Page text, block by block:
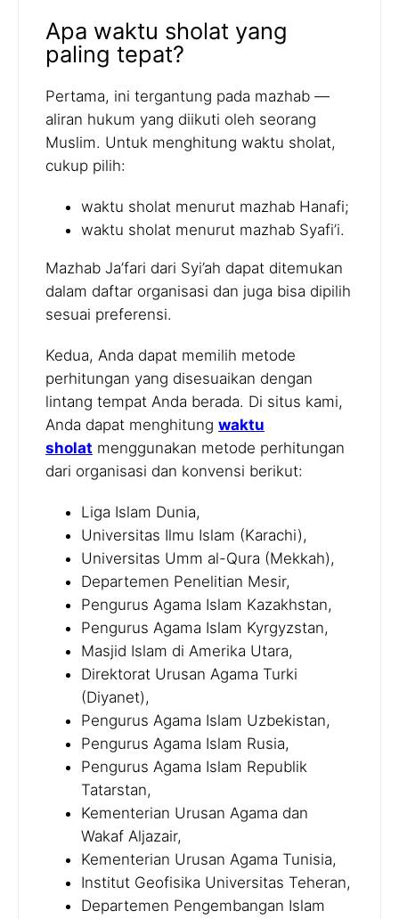
Apa waktu sholat yang
paling tepat?
Pertama, ini tergantung pada mazhab —
aliran hukum yang diikuti oleh seorang
Muslim. Untuk menghitung waktu sholat,
cukup pilih:
waktu sholat menurut mazhab Hanafi;
waktu sholat menurut mazhab Syafi’i.
Mazhab Ja’fari dari Syi’ah dapat ditemukan
dalam daftar organisasi dan juga bisa dipilih
sesuai preferensi.
Kedua, Anda dapat memilih metode
perhitungan yang disesuaikan dengan
lintang tempat Anda berada. Di situs kami,
Anda dapat menghitung waktu
sholat menggunakan metode perhitungan
dari organisasi dan konvensi berikut:
Liga Islam Dunia,
Universitas Ilmu Islam (Karachi),
Universitas Umm al-Qura (Mekkah),
Departemen Penelitian Mesir,
Pengurus Agama Islam Kazakhstan,
Pengurus Agama Islam Kyrgyzstan,
Masjid Islam di Amerika Utara,
Direktorat Urusan Agama Turki
(Diyanet),
Pengurus Agama Islam Uzbekistan,
Pengurus Agama Islam Rusia,
Pengurus Agama Islam Republik
Tatarstan,
Kementerian Urusan Agama dan
Wakaf Aljazair,
Kementerian Urusan Agama Tunisia,
Institut Geofisika Universitas Teheran,
Departemen Pengembangan Islam